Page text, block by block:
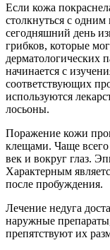
Если кожа
столкнуться с
сегодняшний день
грибков, которые
дерматологических
начинается с
соответствующих
используются
лосьоны.
Поражение кожи
клещами. Чаще всего
век и вокруг глаз.
Характерным
после пробуждения.
Лечение недуга
наружные
препятствуют их